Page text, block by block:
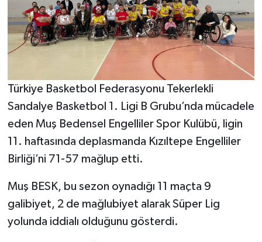
Türkiye Basketbol Federasyonu Tekerlekli
Sandalye Basketbol 1. Ligi B Grubu’nda mücadele
eden Muş Bedensel Engelliler Spor Kulübü, ligin
11. haftasında deplasmanda Kızıltepe Engelliler
Birliği’ni 71-57 mağlup etti.
Muş BESK, bu sezon oynadığı 11 maçta 9
galibiyet, 2 de mağlubiyet alarak Süper Lig
yolunda iddialı olduğunu gösterdi.